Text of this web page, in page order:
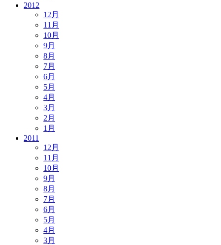
2012
12月
11月
10月
9月
8月
7月
6月
5月
4月
3月
2月
1月
2011
12月
11月
10月
9月
8月
7月
6月
5月
4月
3月